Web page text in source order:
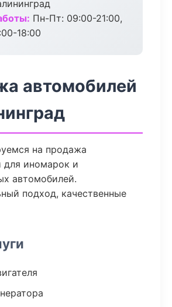
Пн-Пт: 09:00-21:00,
18:00
автомобилей
на продажа
для иномарок и
автомобилей.
подход, качественные